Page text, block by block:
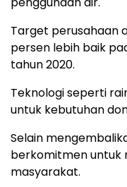
Target perusahaan
persen lebih baik
tahun 2020.
Teknologi seperti
untuk kebutuhan
Selain
berkomitmen untuk
masyarakat.